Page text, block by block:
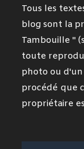
Tous les
blog sont la
Tambouille "
toute
photo ou
procédé que
propriétaire